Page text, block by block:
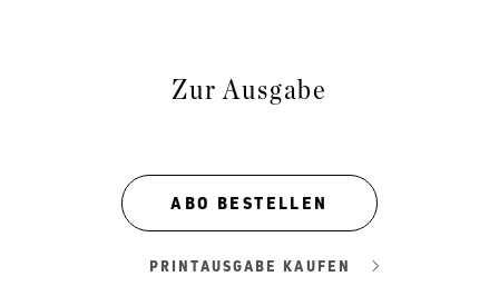
Zur Ausgabe
ABO BESTELLEN
PRINTAUSGABE KAUFEN